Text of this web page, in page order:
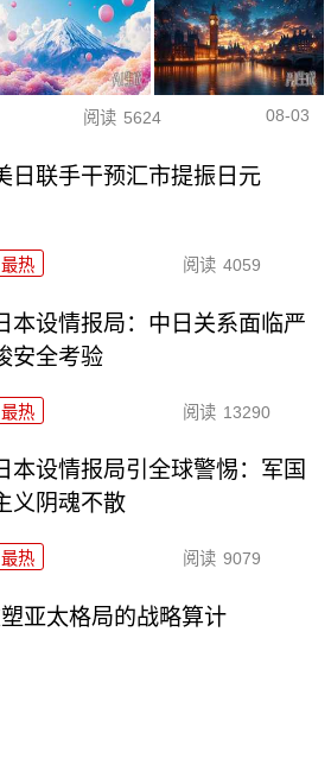
阅读 5624 08-03
日联手干预汇市提振日元
最热 阅读 4059
本设情报局：中日关系面临严
安全考验
最热 阅读 13290
本设情报局引全球警惕：军国
义阴魂不散
最热 阅读 9079
亚太格局的战略算计